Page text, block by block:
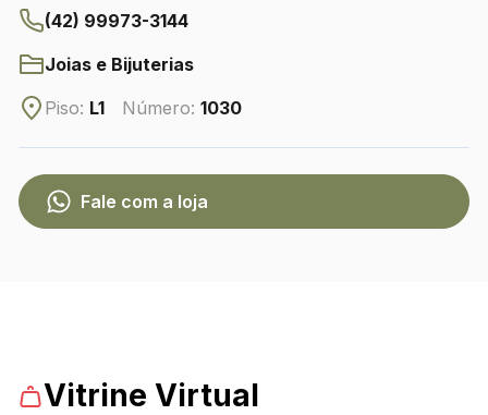
CONTATO
WhatsApp
Vitrine
(42) 99973-3144
Joias e Bijuterias
Piso: L1 Número: 1030
Fale com a loja
Vitrine Virtual